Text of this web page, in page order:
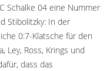
Schalke 04 eine Nummer
Stibolitzky: In der
0:7-Klatsche für den
Ley, Ross, Krings und
dass das